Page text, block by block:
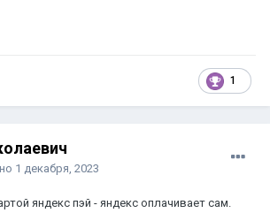
1
1 декабря, 2023
яндекс пэй - яндекс оплачивает сам.